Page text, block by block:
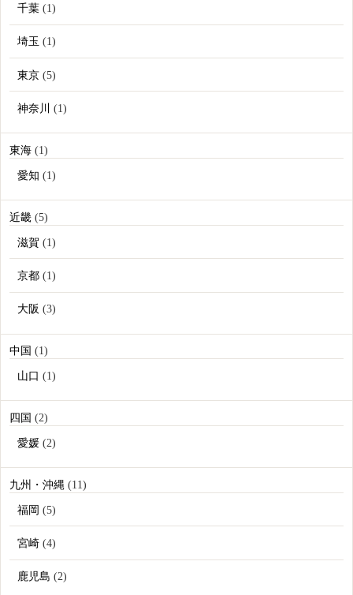
千葉 (1)
埼玉 (1)
東京 (5)
神奈川 (1)
東海(1)
愛知 (1)
近畿(5)
滋賀 (1)
京都 (1)
大阪 (3)
中国 (1)
山口 (1)
四国 (2)
愛媛 (2)
九州・沖縄 (11)
福岡 (5)
宮崎 (4)
鹿児島 (2)